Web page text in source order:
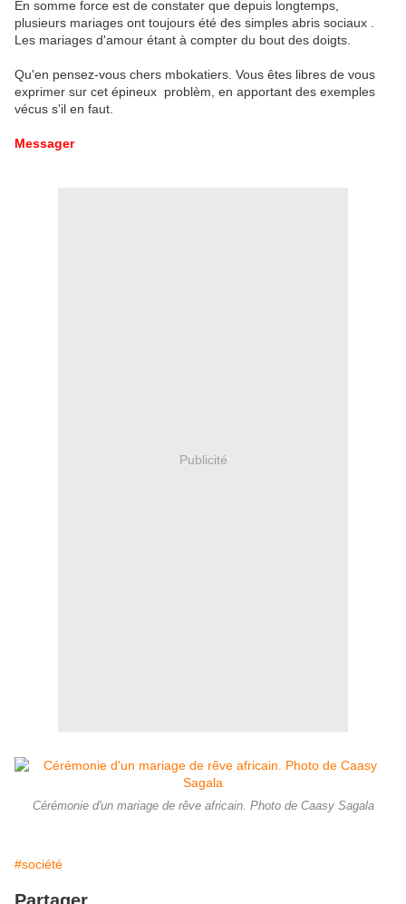
En somme force est de constater que depuis longtemps,
plusieurs mariages ont toujours été des simples abris sociaux .
Les mariages d'amour étant à compter du bout des doigts.
Qu'en pensez-vous chers mbokatiers. Vous êtes libres de vous
exprimer sur cet épineux problèm, en apportant des exemples
vécus s'il en faut.
Messager
Publicité
Cérémonie d'un mariage de rêve africain. Photo de Caasy Sagala
#société